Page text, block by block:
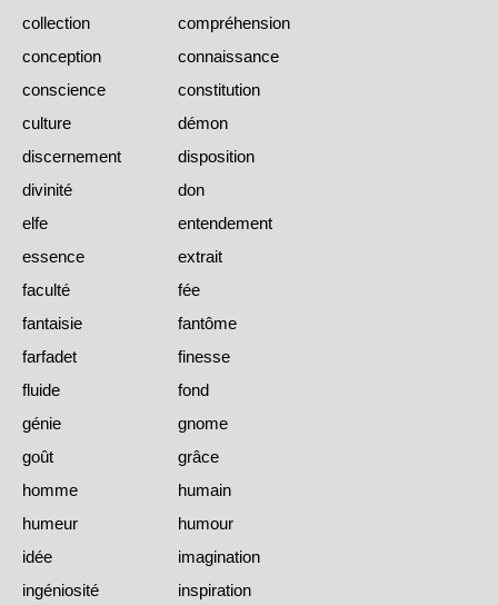
collection
compréhension
conception
connaissance
conscience
constitution
culture
démon
discernement
disposition
divinité
don
elfe
entendement
essence
extrait
faculté
fée
fantaisie
fantôme
farfadet
finesse
fluide
fond
génie
gnome
goût
grâce
homme
humain
humeur
humour
idée
imagination
ingéniosité
inspiration